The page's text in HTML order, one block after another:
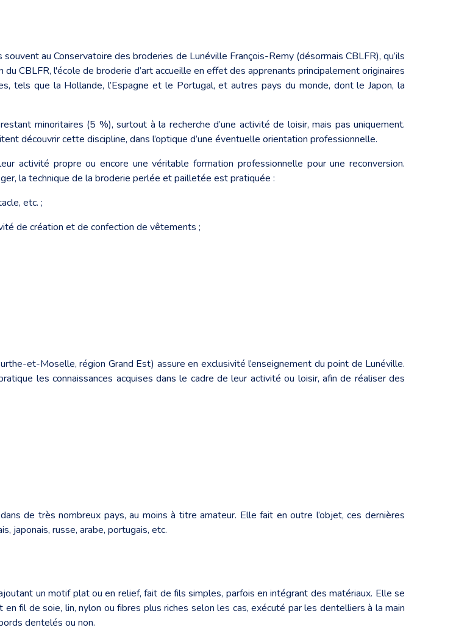
au Conservatoire des broderies de Lunéville François-Remy (désormais CBLFR), qu’ils
CBLFR, l'école de broderie d’art accueille en effet des apprenants principalement originaires
tels que la Hollande, l’Espagne et le Portugal, et autres pays du monde, dont le Japon, la
minoritaires (5 %), surtout à la recherche d’une activité de loisir, mais pas uniquement.
découvrir cette discipline, dans l’optique d’une éventuelle orientation professionnelle.
activité propre ou encore une véritable formation professionnelle pour une reconversion.
la technique de la broderie perlée et pailletée est pratiquée :
etc. ;
de création et de confection de vêtements ;
et-Moselle, région Grand Est) assure en exclusivité l’enseignement du point de Lunéville.
les connaissances acquises dans le cadre de leur activité ou loisir, afin de réaliser des
de très nombreux pays, au moins à titre amateur. Elle fait en outre l’objet, ces dernières
japonais, russe, arabe, portugais, etc.
un motif plat ou en relief, fait de fils simples, parfois en intégrant des matériaux. Elle se
fil de soie, lin, nylon ou fibres plus riches selon les cas, exécuté par les dentelliers à la main
dentelés ou non.